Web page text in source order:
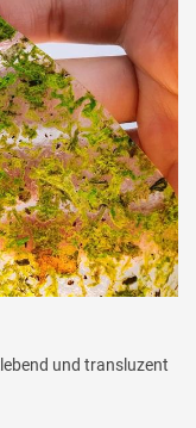
und transluzent